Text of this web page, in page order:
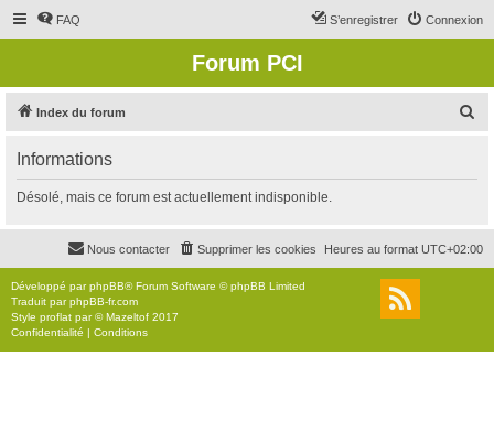
FAQ Connexion
S’enregistrer
Forum PCI
Index du forum
r
c
r
Informations
Désolé, mais ce forum est actuellement indisponible.
Heures au format UTC+02:00
Supprimer les cookies
Nous contacter
Développé parphpBB® Forum Software © phpBB Limited
Traduit parphpBB-fr.com
Style proflat par ©Mazeltof 2017
Confidentialité | Conditions